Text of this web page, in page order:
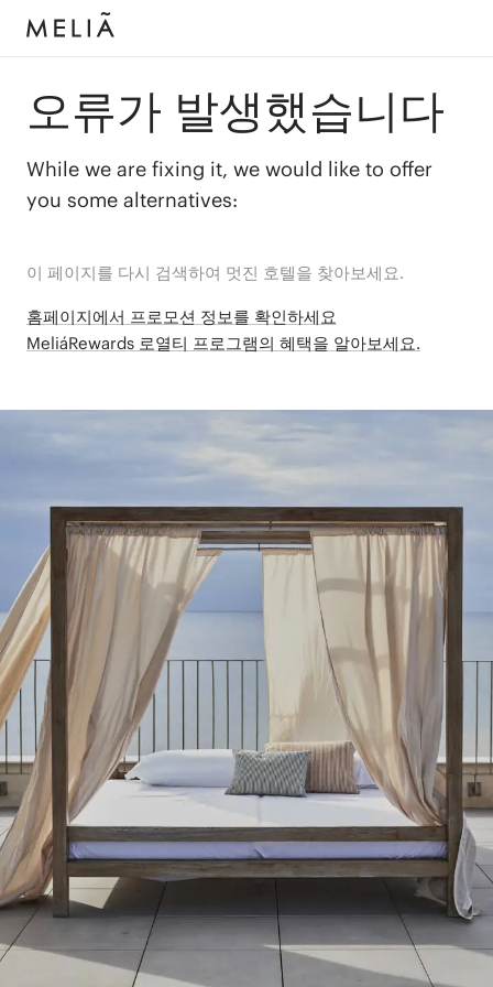
오류가 발생했습니다
While we are fixing it, we would like to offer
you some alternatives:
이 페이지를 다시 검색하여 멋진 호텔을 찾아보세요.
홈페이지에서 프로모션 정보를 확인하세요
MeliáRewards 로열티 프로그램의 혜택을 알아보세요.